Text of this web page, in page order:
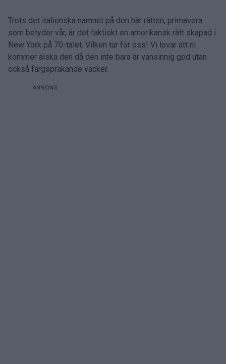
Trots det italienska namnet på den här rätten, primavera
som betyder vår, är det faktiskt en amerikansk rätt skapad i
New York på 70-talet. Vilken tur för oss! Vi lovar att ni
kommer älska den då den inte bara är vansinnig god utan
också färgsprakande vacker.